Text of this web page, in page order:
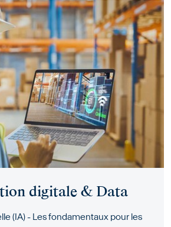
digitale & Data
(IA) - Les fondamentaux pour les